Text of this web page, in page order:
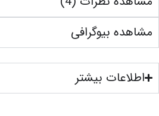
بیوگرافی
بیشتر